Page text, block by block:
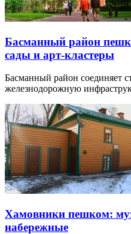
Басманный район
сады и арт-кластеры
Басманный район соединяет
железнодорожную
Хамовники пешком:
набережные